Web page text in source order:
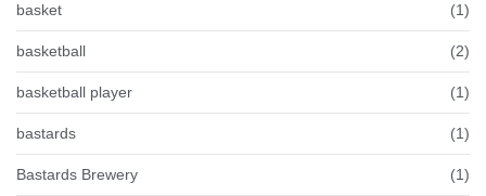
basket (1)
basketball (2)
basketball player (1)
bastards (1)
Bastards Brewery (1)